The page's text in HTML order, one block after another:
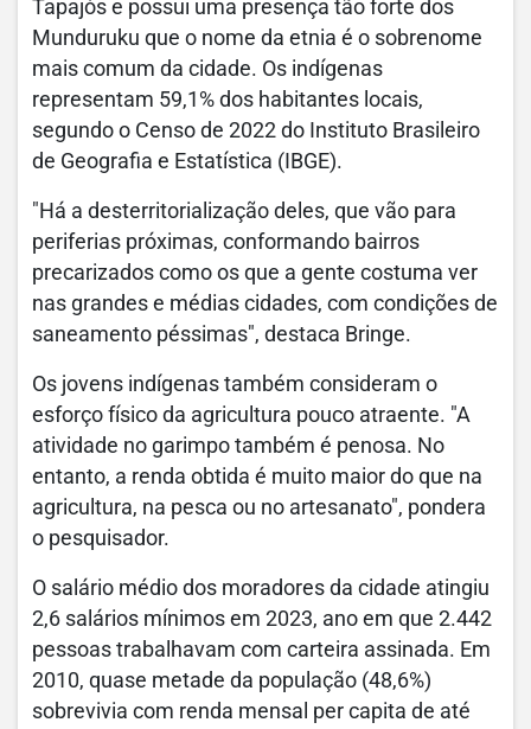
Tapajós e possui uma presença tão forte dos
Munduruku que o nome da etnia é o sobrenome
mais comum da cidade. Os indígenas
representam 59,1% dos habitantes locais,
segundo o Censo de 2022 do Instituto Brasileiro
de Geografia e Estatística (IBGE).
"Há a desterritorialização deles, que vão para
periferias próximas, conformando bairros
precarizados como os que a gente costuma ver
nas grandes e médias cidades, com condições de
saneamento péssimas", destaca Bringe.
Os jovens indígenas também consideram o
esforço físico da agricultura pouco atraente. "A
atividade no garimpo também é penosa. No
entanto, a renda obtida é muito maior do que na
agricultura, na pesca ou no artesanato", pondera
o pesquisador.
O salário médio dos moradores da cidade atingiu
2,6 salários mínimos em 2023, ano em que 2.442
pessoas trabalhavam com carteira assinada. Em
2010, quase metade da população (48,6%)
sobrevivia com renda mensal per capita de até